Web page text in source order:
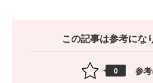
この記事は参考にな
0 参